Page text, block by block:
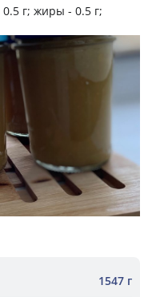
0.5 г; жиры - 0.5 г;
1547 г